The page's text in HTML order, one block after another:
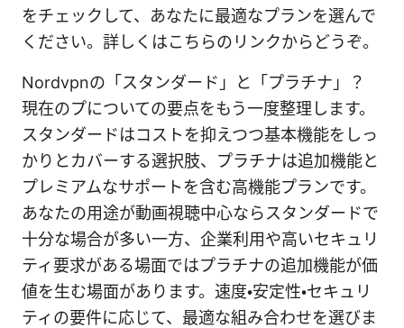
をチェックして、あなたに最適なプランを選んで
ください。詳しくはこちらのリンクからどうぞ。
Nordvpnの「スタンダード」と「プラチナ」？
現在のプについての要点をもう一度整理します。
スタンダードはコストを抑えつつ基本機能をしっ
かりとカバーする選択肢、プラチナは追加機能と
プレミアムなサポートを含む高機能プランです。
あなたの用途が動画視聴中心ならスタンダードで
十分な場合が多い一方、企業利用や高いセキュリ
ティ要求がある場面ではプラチナの追加機能が価
値を生む場面があります。速度・安定性・セキュリ
ティの要件に応じて、最適な組み合わせを選びま